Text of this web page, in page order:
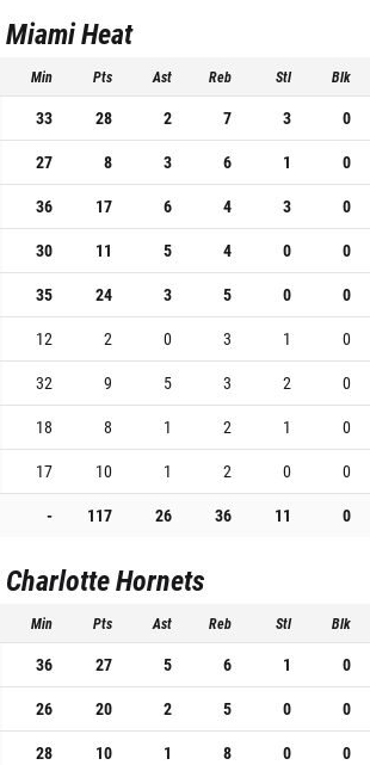
Miami Heat
Min Pts Ast Reb Stl Blk
33 28 2 7 3
0
27 8 3 6 1
0
36 17 6 4 3
0
30 11 5 4 0
0
35 24 3 5 0
0
12 2 0 3 1
0
32 9 5 3 2
0
18 8 1 2 1
0
17 10 1 2 0
0
- 117 26 36 11 0
Charlotte Hornets
Min Pts Ast Reb Stl Blk
36 27 5 6 1
0
26 20 2 5 0
0
28 10 1 8 0
0